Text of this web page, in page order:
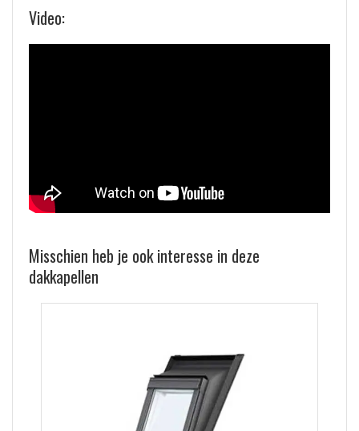
Video:
Misschien heb je ook interesse in deze
dakkapellen